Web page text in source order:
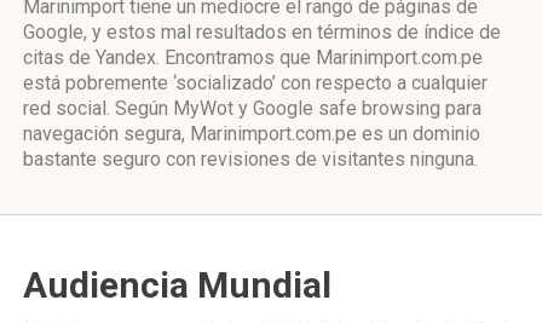
Marinimport tiene un mediocre el rango de páginas de
Google, y estos mal resultados en términos de índice de
citas de Yandex. Encontramos que Marinimport.com.pe
está pobremente ‘socializado’ con respecto a cualquier
red social. Según MyWot y Google safe browsing para
navegación segura, Marinimport.com.pe es un dominio
bastante seguro con revisiones de visitantes ninguna.
Audiencia Mundial